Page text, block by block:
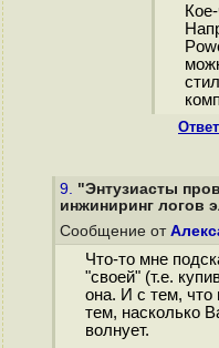
9. "Энтузиасты
инжиниринг логов
Сообщение от
Что-то мне
"своей" (т.е.
она. И с тем, что
тем, насколько
волнует.